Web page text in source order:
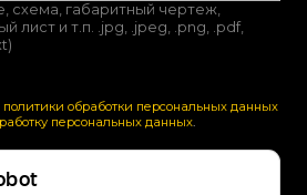
схема, габаритный чертеж,
лист и т.п. .jpg, .jpeg, .png, .pdf,
политики обработки персональных данных
персональных данных.